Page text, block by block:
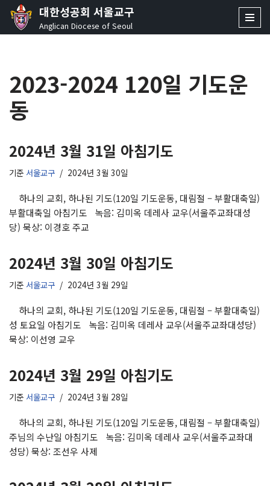
콘
로
건
너
뛰
대한성공회 서울교구
Anglican Diocese of Seoul
2023-2024 120일 기도운
동
2024년 3월 31일 아침기도
기준 서울교구 2024년 3월 30일
하나의 교회, 하나된 기도(120일 기도운동, 대림절 – 부활대축일)
부활대축일 아침기도 녹음: 김미옥 데레사 교우(서울주교좌대성
당) 묵상: 이경호 주교
2024년 3월 30일 아침기도
기준 서울교구 2024년 3월 29일
하나의 교회, 하나된 기도(120일 기도운동, 대림절 – 부활대축일)
성 토요일 아침기도 녹음: 김미옥 데레사 교우(서울주교좌대성당)
묵상: 이선영 교우
2024년 3월 29일 아침기도
기준 서울교구 2024년 3월 28일
하나의 교회, 하나된 기도(120일 기도운동, 대림절 – 부활대축일)
주님의 수난일 아침기도 녹음: 김미옥 데레사 교우(서울주교좌대
성당) 묵상: 조선우 사제